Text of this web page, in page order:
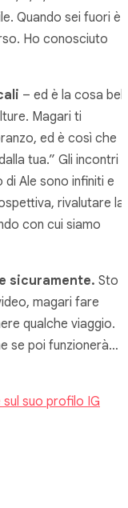
Quando sei fuori è
Ho conosciuto
– ed è la cosa
Magari ti
ed è così che
tua.” Gli incontri
di Ale sono infiniti e
rivalutare la
con cui siamo
sicuramente. Sto
magari fare
qualche viaggio.
se poi funzionerà…
sul suo profilo IG